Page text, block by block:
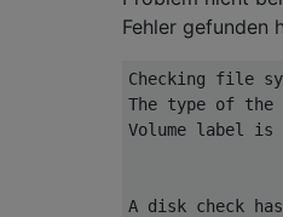
Fehler gefunden
Checking file
The type of the
Volume label is
A disk check